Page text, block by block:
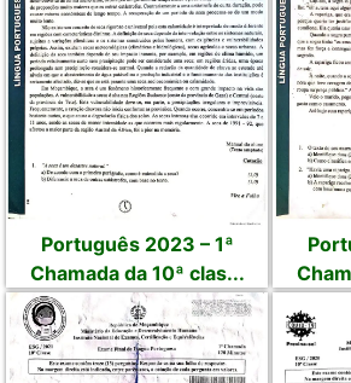
Português 2023 – 1ª
Chamada da 10ª clas...